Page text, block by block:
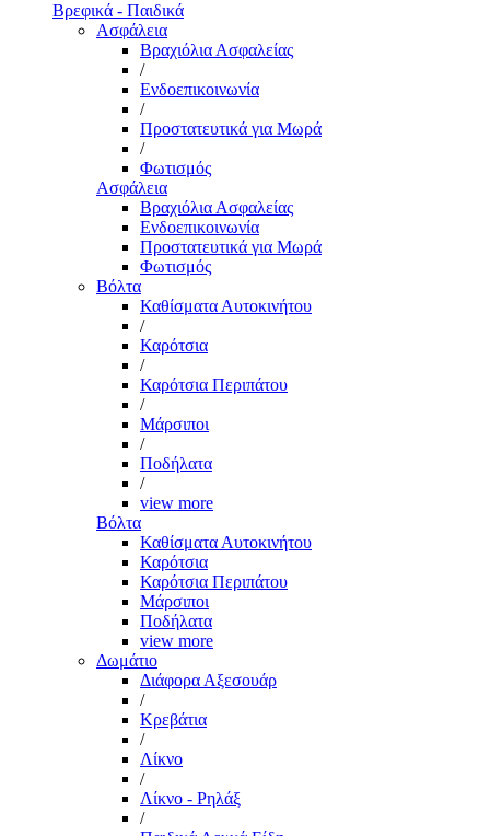
Βρεφικά - Παιδικά
Ασφάλεια
Βραχιόλια Ασφαλείας
/
Ενδοεπικοινωνία
/
Προστατευτικά για Μωρά
/
Φωτισμός
Ασφάλεια
Βραχιόλια Ασφαλείας
Ενδοεπικοινωνία
Προστατευτικά για Μωρά
Φωτισμός
Βόλτα
Καθίσματα Αυτοκινήτου
/
Καρότσια
/
Καρότσια Περιπάτου
/
Μάρσιποι
/
Ποδήλατα
/
view more
Βόλτα
Καθίσματα Αυτοκινήτου
Καρότσια
Καρότσια Περιπάτου
Μάρσιποι
Ποδήλατα
view more
Δωμάτιο
Διάφορα Αξεσουάρ
/
Κρεβάτια
/
Λίκνο
/
Λίκνο - Ρηλάξ
/